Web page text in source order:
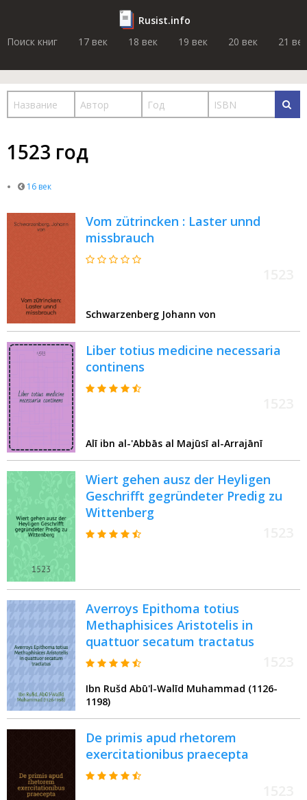
Rusist.info
Поиск книг
17 век 18 век 19 век 20 век 21 век
1523 год
16 век
Vom zütrincken : Laster unnd
missbrauch
Schwarzenberg Johann von
Liber totius medicine necessaria
continens
Alī ibn al-'Abbās al Majūsī al-Arrajānī
Wiert gehen ausz der Heyligen
Geschrifft gegründeter Predig zu
Wittenberg
Averroys Epithoma totius
Methaphisices Aristotelis in
quattuor secatum tractatus
Ibn Rušd Abū'l-Walīd Muhammad (1126-
1198)
De primis apud rhetorem
exercitationibus praecepta